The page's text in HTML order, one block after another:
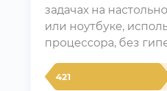
задачах на
или ноутбуке,
процессора, без
421